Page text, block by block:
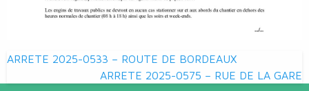
Navigation
de
ARRETE 2025-0533 – ROUTE DE BORDEAUX
ARRETE 2025-0575 – RUE DE LA GARE